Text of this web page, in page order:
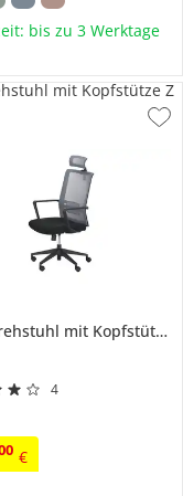
bis zu 3 Werktage
Bürodrehstuhl mit Kopfstütze
4
€
mit Kopfstütze Z